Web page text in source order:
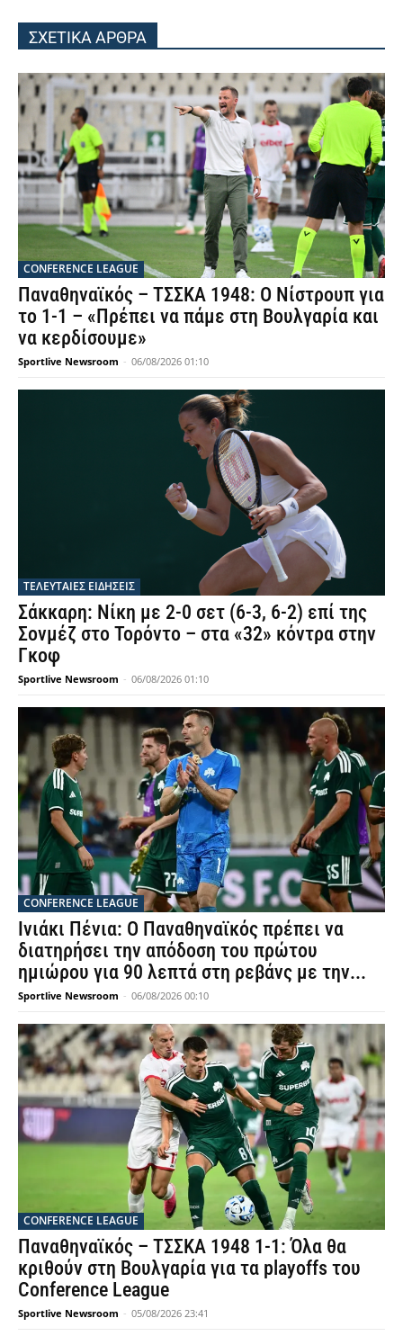
ΣΧΕΤΙΚΑ ΑΡΘΡΑ
CONFERENCE LEAGUE
Παναθηναϊκός – ΤΣΣΚΑ 1948: Ο Νίστρουπ για
το 1-1 – «Πρέπει να πάμε στη Βουλγαρία και
να κερδίσουμε»
Sportlive Newsroom - 06/08/2026 01:10
ΤΕΛΕΥΤΑΙΕΣ ΕΙΔΗΣΕΙΣ
Σάκκαρη: Νίκη με 2-0 σετ (6-3, 6-2) επί της
Σονμέζ στο Τορόντο – στα «32» κόντρα στην
Γκοφ
Sportlive Newsroom - 06/08/2026 01:10
CONFERENCE LEAGUE
Ινιάκι Πένια: Ο Παναθηναϊκός πρέπει να
διατηρήσει την απόδοση του πρώτου
ημιώρου για 90 λεπτά στη ρεβάνς με την...
Sportlive Newsroom - 06/08/2026 00:10
CONFERENCE LEAGUE
Παναθηναϊκός – ΤΣΣΚΑ 1948 1-1: Όλα θα
κριθούν στη Βουλγαρία για τα playoffs του
Conference League
Sportlive Newsroom - 05/08/2026 23:41